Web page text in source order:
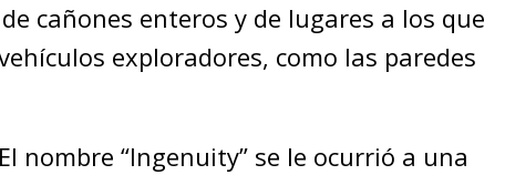
cañones enteros y de lugares a los que
exploradores, como las paredes
El nombre “Ingenuity” se le ocurrió a una